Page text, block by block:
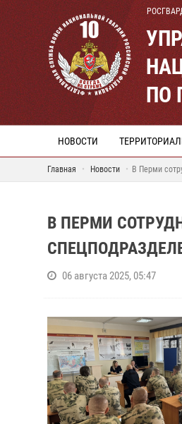
ПО
НОВОСТИ
Главная Новости В Перми
В ПЕРМИ
06 августа 2025, 05:47